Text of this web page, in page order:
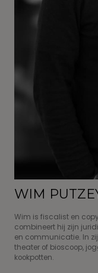
WIM
Wim is fiscalist en
combineert hij zijn
en communicatie. In
theater of bioscoop,
kookpotten.